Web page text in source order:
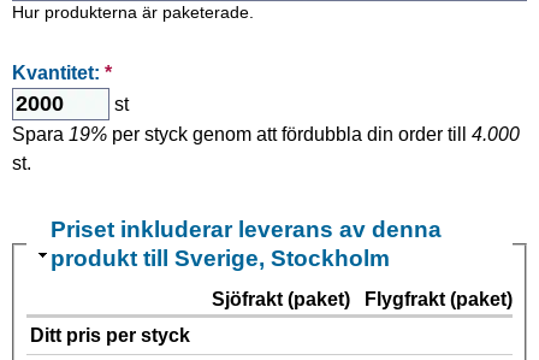
Hur produkterna är paketerade.
Kvantitet: *
st
Spara 19% per styck genom att fördubbla din order till 4.000
st.
Priset inkluderar leverans av denna
produkt till Sverige, Stockholm
Sjöfrakt (paket)
Flygfrakt (paket)
Ditt pris per styck